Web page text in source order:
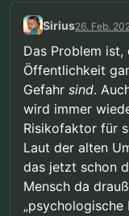
Sirius26. Feb.
Das Problem
Öffentlichkeit
Gefahr sind.
wird immer
Risikofaktor für
Laut der alten
das jetzt schon
Mensch da
„psychologische